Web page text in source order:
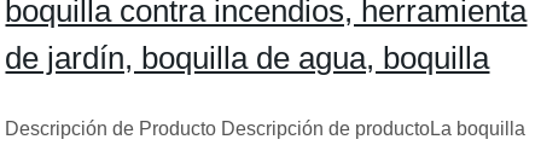
boquilla contra incendios, herramienta
de jardín, boquilla de agua, boquilla
Descripción de Producto Descripción de productoLa boquilla